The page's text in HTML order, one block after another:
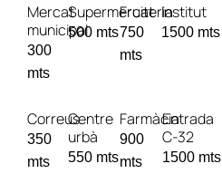
Mercat
municipal
300
mts
Supermercat
500 mts
Fruiteria
750
mts
Institut
1500 mts
Correus
350
mts
Centre
urbà
550 mts
Farmàcia
900
mts
Entrada
C-32
1500 mts